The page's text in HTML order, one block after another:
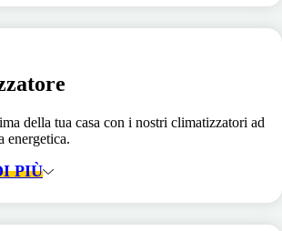
della tua casa con i nostri climatizzatori ad
energetica.
PIÙ